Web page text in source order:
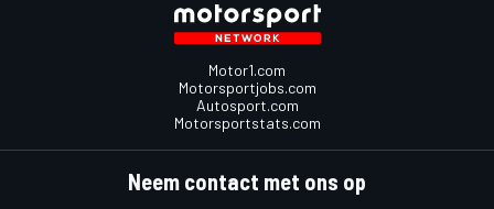
Motor1.com
Motorsportjobs.com
Autosport.com
Motorsportstats.com
Neem contact met ons op